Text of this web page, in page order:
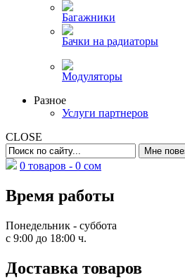
Багажники
Бачки на радиаторы
Модуляторы
Разное
Услуги партнеров
CLOSE
0 товаров - 0 сом
Время работы
Понедельник - суббота
с 9:00 до 18:00 ч.
Доставка товаров